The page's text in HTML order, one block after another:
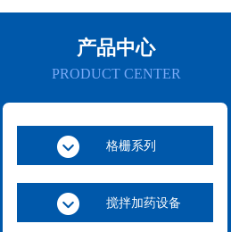
格栅系列
搅拌加药设备
PRODUCT CENTER
产品中心